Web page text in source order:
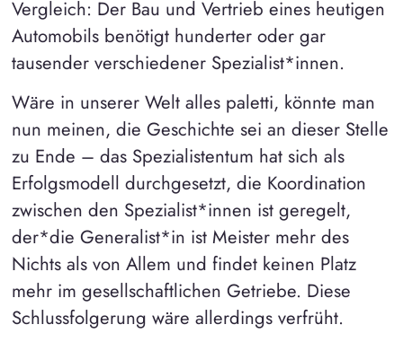
Vergleich: Der Bau und Vertrieb eines heutigen
Automobils benötigt hunderter oder gar
tausender verschiedener Spezialist*innen.
Wäre in unserer Welt alles paletti, könnte man
nun meinen, die Geschichte sei an dieser Stelle
zu Ende – das Spezialistentum hat sich als
Erfolgsmodell durchgesetzt, die Koordination
zwischen den Spezialist*innen ist geregelt,
der*die Generalist*in ist Meister mehr des
Nichts als von Allem und findet keinen Platz
mehr im gesellschaftlichen Getriebe. Diese
Schlussfolgerung wäre allerdings verfrüht.